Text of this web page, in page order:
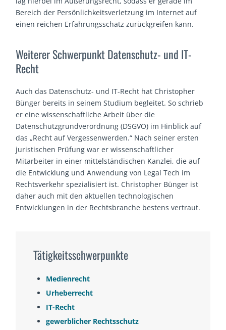
Bereich der Persönlichkeitsverletzung im Internet auf
einen reichen Erfahrungsschatz zurückgreifen kann.
Weiterer Schwerpunkt Datenschutz- und IT-
Recht
Auch das Datenschutz- und IT-Recht hat Christopher
Bünger bereits in seinem Studium begleitet. So schrieb
er eine wissenschaftliche Arbeit über die
Datenschutzgrundverordnung (DSGVO) im Hinblick auf
das „Recht auf Vergessenwerden.“ Nach seiner ersten
juristischen Prüfung war er wissenschaftlicher
Mitarbeiter in einer mittelständischen Kanzlei, die auf
die Entwicklung und Anwendung von Legal Tech im
Rechtsverkehr spezialisiert ist. Christopher Bünger ist
daher auch mit den aktuellen technologischen
Entwicklungen in der Rechtsbranche bestens vertraut.
Tätigkeitsschwerpunkte
Medienrecht
Urheberrecht
IT-Recht
gewerblicher Rechtsschutz